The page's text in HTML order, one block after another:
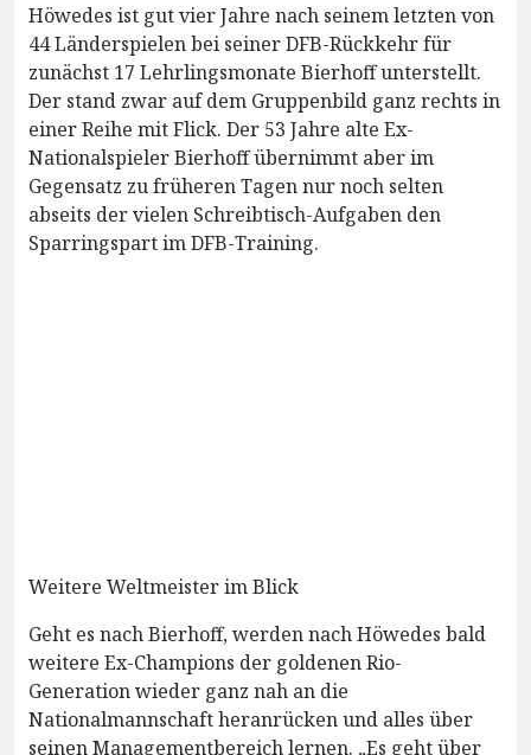
Höwedes ist gut vier Jahre nach seinem letzten von
44 Länderspielen bei seiner DFB-Rückkehr für
zunächst 17 Lehrlingsmonate Bierhoff unterstellt.
Der stand zwar auf dem Gruppenbild ganz rechts in
einer Reihe mit Flick. Der 53 Jahre alte Ex-
Nationalspieler Bierhoff übernimmt aber im
Gegensatz zu früheren Tagen nur noch selten
abseits der vielen Schreibtisch-Aufgaben den
Sparringspart im DFB-Training.
Weitere Weltmeister im Blick
Geht es nach Bierhoff, werden nach Höwedes bald
weitere Ex-Champions der goldenen Rio-
Generation wieder ganz nah an die
Nationalmannschaft heranrücken und alles über
seinen Managementbereich lernen. „Es geht über